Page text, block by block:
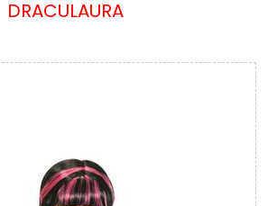
DRACULAURA